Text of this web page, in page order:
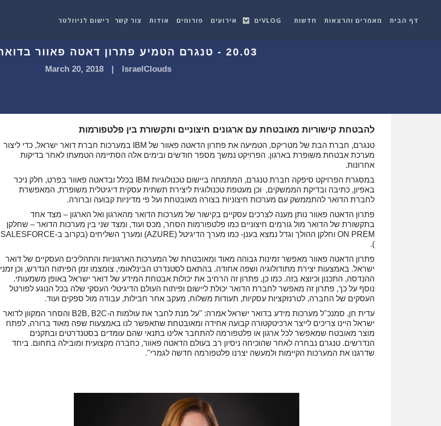
דף הבית מאמרים והרצאות חדשות VLOGים אירועים פורומים אודות צור קשר רישום לניוזלטר
20.03 - טנגרם הטמיע פתרון דאטה פאוור בדואר ישראל
IsraelClouds
|
March 20, 2018
להבטחת קישוריות מאובטחת עם ארגונים חיצוניים ותקשורת בין פלטפורמות
טנגרם, חברת הבת של מטריקס, הטמיעה את פתרון הדאטה פאוור של IBM במערכות חברת דואר ישראל, כדי ליצור
מערכת אבטחת משופרת בארגון. הפרויקט נמשך מספר חודשים ובימים אלה הסתיימה הטמעתו לאחר בדיקות
אחרונות.
במסגרת הפרויקט סיפקה חברת טנגרם, המתמחה ביישום טכנולוגיות IBM בכלל ובדאטה פאוור בפרט, חלק ניכר
באפיון, כתיבה ובדיקת הממשקים, וכן מעטפת טכנולוגית ליצירת תשתית עסקית דיגיטלית משופרת, המאפשרת
לחברת הדואר להתממשק עם מערכות חיצוניות בצורה מאובטחת ועל פי מדיניות קבועה וברורה.
פתרון הדאטה פאוור נותן מענה לצרכים עסקיים בקישור של מערכות הדואר מהארגון ואל הארגון – מצד אחד
בתקשורת של הדואר מול גורמים חיצוניים כמו פלטפורמות הסחר, מכס ועוד, ומצד שני בין מערכות הדואר – שחלקן
ON PREM וחלקן ההולך וגדל נמצא בענן- כמו מערך הדיגיטל (AZURE) ומערך השליחים (בקרוב ב-SALESFORCE
).
פתרון הדאטה פאוור מאפשר זמינות גבוהה מאוד ומאובטחת של המערכות הארגוניות והתהליכים העסקיים של דואר
ישראל. באמצעות יצירת מתודולוגיה ושפה אחודה. בהתאם לסטנדרט הבינלאומי, צומצמו זמן הפיתוח הנדרש, וכן זמני
ההנדסה, התכנון וכיוצא בזה. כמו כן, פתרון זה הרחיב את יכולות אבטחת המידע של דואר ישראל באופן משמעותי.
נוסף על כך, פתרון זה מאפשר לחברת הדואר יכולת ליישום ופיתוח העולם הדיגיטלי העסקי שלה בכל הנוגע לפורטל
העסקים של החברה, לטרנזקציות עסקיות, תעודות משלוח, מעקב אחר חבילות, עבודה מול ספקים ועוד.
עדית חן, סמנכ"ל מערכות מידע בדואר ישראל אמרה: "על מנת לחבר את עולמות ה-B2B, B2C והסחר המקוון לדואר
ישראל היינו צריכים לייצר ארכיטקטורה קבועה אחידה ומאובטחת שתאפשר לנו באמצעות שפה מאוד ברורה, לפתח
מוצר מאובטח שמאפשר לכל ארגון או פלטפורמה להתחבר אלינו בתנאי שהם עומדים בסטנדרטים ובתקנים
הנדרשים. טנגרם נבחרה לאחר שהוכיחה ניסיון רב בעולם הדאטה פאוור, כחברה מקצועית ומובילה בתחום. ביחד
שדרגנו את המערכות הקיימות ולמעשה יצרנו פלטפורמה חדשה לגמרי".